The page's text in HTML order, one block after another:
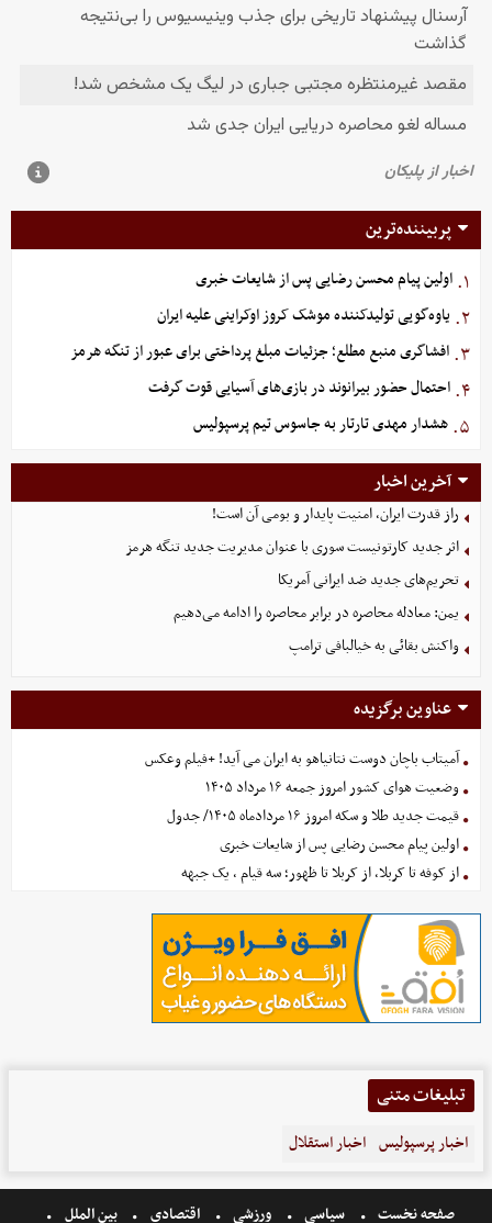
پربیننده‌ترین
۱. اولین پیام محسن رضایی پس از شایعات خبری
۲. یاوه‌گویی تولیدکننده موشک کروز اوکراینی علیه ایران
۳. افشاگری منبع مطلع؛ جزئیات مبلغ پرداختی برای عبور از تنگه هرمز
۴. احتمال حضور بیرانوند در بازی‌های آسیایی قوت گرفت
۵. هشدار مهدی تارتار به جاسوس تیم پرسپولیس
آخرین اخبار
راز قدرت ایران، امنیت پایدار و بومی آن است!
اثر جدید کارتونیست سوری با عنوان مدیریت جدید تنگه هرمز
تحریم‌های جدید ضد ایرانی آمریکا
یمن: معادله محاصره در برابر محاصره را ادامه می‌دهیم
واکنش بقائی به خیالبافی ترامپ
عناوین برگزیده
آمیتاب باچان دوست نتانیاهو به ایران می آید! +فیلم وعکس
وضعیت هوای کشور امروز جمعه ۱۶ مرداد ۱۴۰۵
قیمت جدید طلا و سکه امروز ۱۶ مردادماه ۱۴۰۵/ جدول
اولین پیام محسن رضایی پس از شایعات خبری
از کوفه تا کربلا، از کربلا تا ظهور؛ سه قیام ، یک جبهه
تبلیغات متنی
اخبار پرسپولیس اخبار استقلال
صفحه نخست سیاسی ورزشی اقتصادی بین الملل